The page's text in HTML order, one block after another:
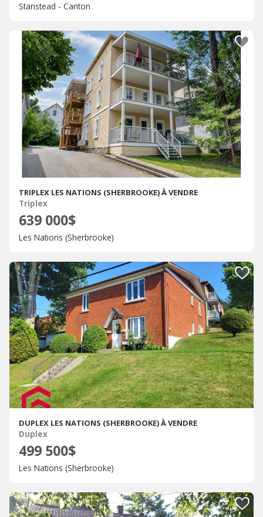
Stanstead - Canton
TRIPLEX LES NATIONS (SHERBROOKE) À VENDRE
Triplex
639 000$
Les Nations (Sherbrooke)
DUPLEX LES NATIONS (SHERBROOKE) À VENDRE
Duplex
499 500$
Les Nations (Sherbrooke)